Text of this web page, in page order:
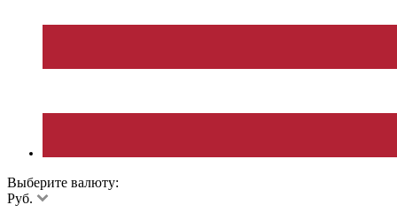
Выберите валюту:
Руб.